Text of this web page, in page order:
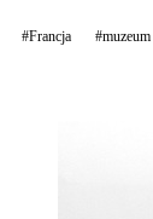
#Francja #muzeum